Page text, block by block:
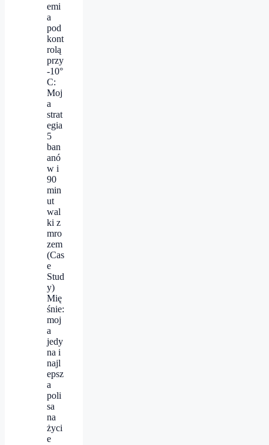
emi
a
pod
kont
rolą
przy
-10°
C:
Moj
a
strat
egia
5
ban
anó
w i
90
min
ut
wal
ki z
mro
zem
(Cas
e
Stud
y)
Mię
śnie:
moj
a
jedy
na i
najl
epsz
a
poli
sa
na
życi
e